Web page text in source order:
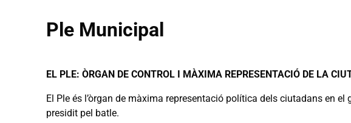
Ple Municipal
EL PLE: ÒRGAN DE CONTROL I MÀXIMA REPRESENTACIÓ DE LA
El Ple és l’òrgan de màxima representació política dels ciutadans en
presidit pel batle.